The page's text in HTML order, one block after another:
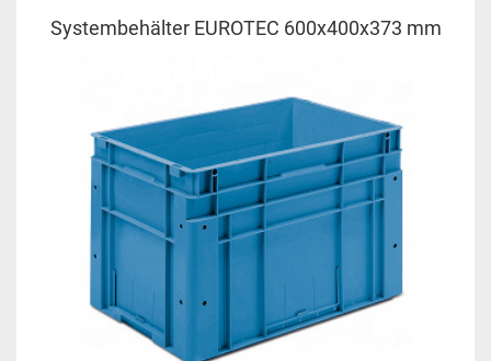
Systembehälter EUROTEC 600x400x373 mm